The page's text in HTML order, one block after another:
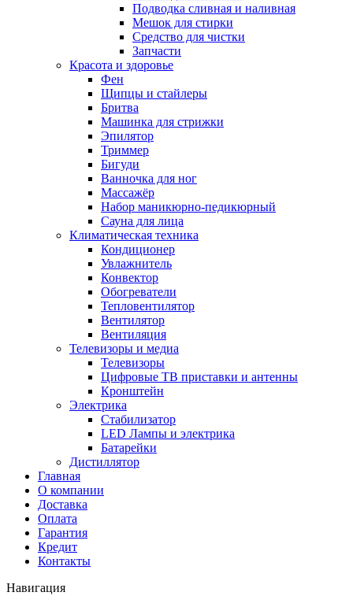
Подводка сливная и наливная
Мешок для стирки
Средство для чистки
Запчасти
Красота и здоровье
Фен
Щипцы и стайлеры
Бритва
Машинка для стрижки
Эпилятор
Триммер
Бигуди
Ванночка для ног
Массажёр
Набор маникюрно-педикюрный
Сауна для лица
Климатическая техника
Кондиционер
Увлажнитель
Конвектор
Обогреватели
Тепловентилятор
Вентилятор
Вентиляция
Телевизоры и медиа
Телевизоры
Цифровые ТВ приставки и антенны
Кронштейн
Электрика
Стабилизатор
LED Лампы и электрика
Батарейки
Дистиллятор
Главная
О компании
Доставка
Оплата
Гарантия
Кредит
Контакты
Навигация